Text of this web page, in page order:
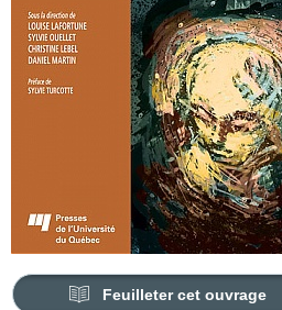
Feuilleter cet ouvrage